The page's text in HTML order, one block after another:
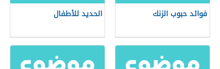
فوائد حبوب الزنك الحديد للأطفال